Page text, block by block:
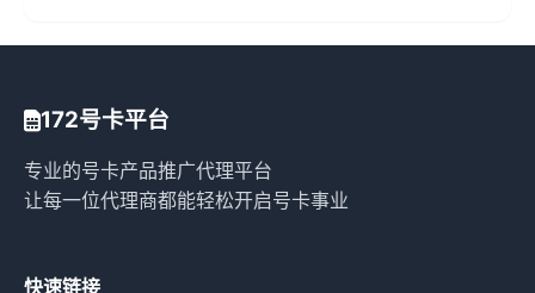
172号卡平台
专业的号卡产品推广代理平台
让每一位代理商都能轻松开启号卡事业
快速链接